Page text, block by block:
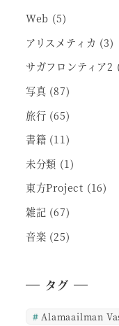
Web (5)
アリスメティカ (3)
サガフロンティア2
写真 (87)
旅行 (65)
書籍 (11)
未分類 (1)
東方Project (16)
雑記 (67)
音楽 (25)
タグ
Alamaailman